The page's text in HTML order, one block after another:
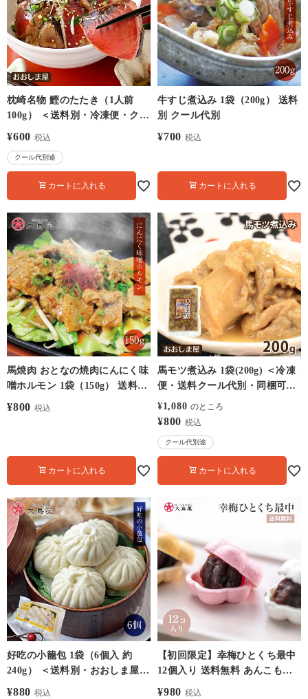
枕崎名物 鰹のたたき（1人前
100g） ＜送料別・冷凍便・クー
ル代別＞ 炭火 鹿児島 瞬間冷凍
おしまや
¥600 税込
クール代別途
カートに入れる
牛すじ煮込み 1袋（200g） 送料
別 クール代別
¥700 税込
カートに入れる
馬焼肉 おとなの焼肉にんにく味
噌ホルモン 1袋（150g） 送料別
クール代別 馬肉
¥800 税込
カートに入れる
馬モツ煮込み 1袋(200g) ＜冷凍
便・送料クール代別・同梱可能
＞ 馬肉 おつまみ 大嶌屋（おお
しまや）
¥1,080 のところ
¥800 税込
クール代別途
カートに入れる
好吃の小籠包 1袋（6個入 約
240g） ＜送料別・おおしま屋発
送・冷凍便・クール代別＞ ハオ
¥880 税込
【初回限定】幸梅ひとくち最中
12個入り 送料無料 あんこもな
か 和菓子 一口 メール便
¥980 税込